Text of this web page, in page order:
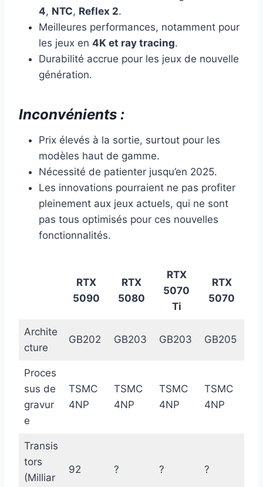
4, NTC, Reflex 2.
Meilleures performances, notamment pour
les jeux en 4K et ray tracing.
Durabilité accrue pour les jeux de nouvelle
génération.
Inconvénients :
Prix élevés à la sortie, surtout pour les
modèles haut de gamme.
Nécessité de patienter jusqu’en 2025.
Les innovations pourraient ne pas profiter
pleinement aux jeux actuels, qui ne sont
pas tous optimisés pour ces nouvelles
fonctionnalités.
RTX
5090
RTX
5080
RTX
5070
Ti
RTX
5070
Archite
cture
GB202 GB203 GB203 GB205
Proces
sus de
gravur
e
TSMC
4NP
TSMC
4NP
TSMC
4NP
TSMC
4NP
Transis
tors
(Milliar
92 ? ? ?